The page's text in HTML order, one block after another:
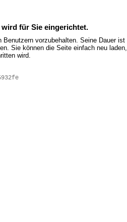
für Sie eingerichtet.
vorzubehalten. Seine Dauer ist
Sie können die Seite einfach neu laden,
wird.